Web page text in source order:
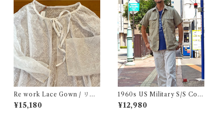
Re work Lace Gown / リワ
ーク レース ガウン 古着
¥15,180
1960s US Military S/S Cott
on Poplin Shirt / 60年代 US
AF USN ARMY コットン ポ
¥12,980